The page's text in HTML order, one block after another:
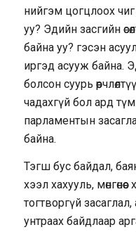
нийгэм цогцлоох
уу? Эдийн засгийн
байна уу? гэсэн
иргэд асууж байна.
болсон суурь
чадахгүй бол ард
парламентын
байна.
Тэгш бус байдал,
хээл хахууль,
тогтворгүй
унтраах байдлаар